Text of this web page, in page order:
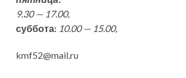
9.30 — 17.00,
суббота: 10.00 — 15.00,
kmf52@mail.ru